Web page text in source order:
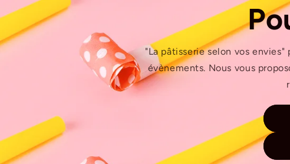
"La pâtisserie selon vos
évènements. Nous vous